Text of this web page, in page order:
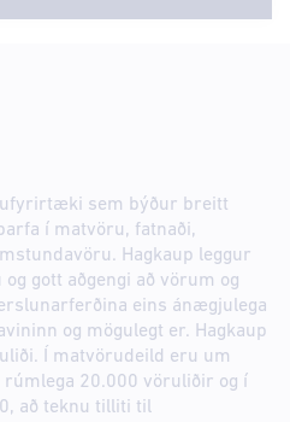
sem býður breitt
í matvöru, fatnaði,
Hagkaup leggur
gott aðgengi að vörum og
eins ánægjulega
og mögulegt er. Hagkaup
Í matvörudeild eru um
20.000 vöruliðir og í
að teknu tilliti til